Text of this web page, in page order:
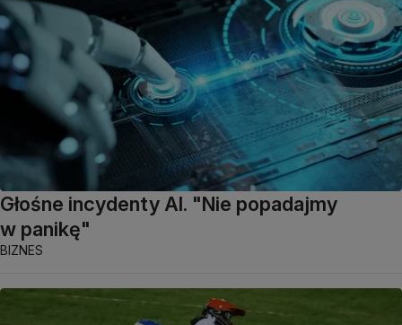
Głośne incydenty AI. "Nie popadajmy
w panikę"
BIZNES